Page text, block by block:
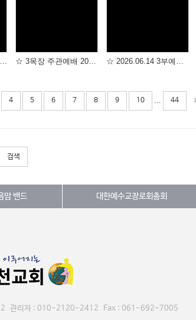
[개업광고] 독일PM 건강식품 ☆ 3목장 주관예배 2026.06.21 ☆ ☆ 2026.06.14 3부예배 ☆
4 5 6 7 8 9 10 ... 44
검색
맘 밴드 대한예수교장로회총회
2 관리자 : 010-2120-2412 Fax : 061-692-7005